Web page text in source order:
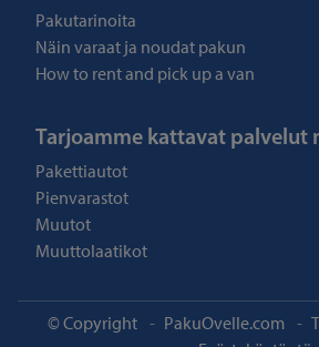
Pakutarinoita
Näin varaat ja noudat pakun
How to rent and pick up a van
Tarjoamme kattavat palvelut
Pakettiautot
Pienvarastot
Muutot
Muuttolaatikot
© Copyright - PakuOvelle.com -